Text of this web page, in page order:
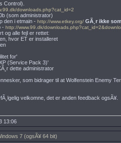
Control).
downloads.php?cat_id=2
(som administrator)
den i etmain - http://www.etkey.org/ GÃ¸r ikke
- http://www.99.dk/
og alle fejl er rettet:
hvor ET er installeret
for'
(Service Pack 3)'
dette administrator
som bidrager til at Wolfenstein Enemy
velkomne, det er anden feedback ogsÃ¥.
13:06
7 (ogsÃ¥ 64 bit)